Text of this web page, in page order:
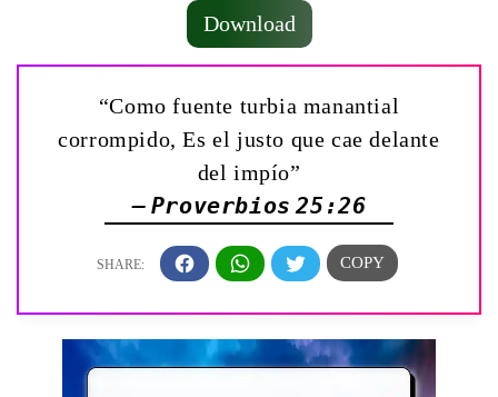
Download
“Como fuente turbia manantial
corrompido, Es el justo que cae delante
del impío”
— Proverbios 25:26